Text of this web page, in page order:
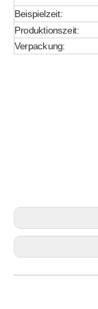
Beispielzeit:
Produktionszeit:
Verpackung: